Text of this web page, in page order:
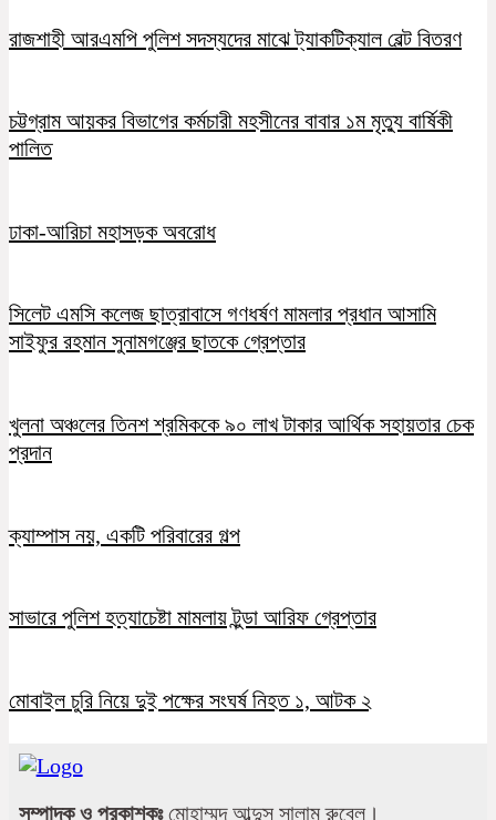
রাজশাহী আরএমপি পুলিশ সদস্যদের মাঝে ট্যাকটিক্যাল বেল্ট বিতরণ
চট্টগ্রাম আয়কর বিভাগের কর্মচারী মহসীনের বাবার ১ম মৃত্যু বার্ষিকী
পালিত
ঢাকা-আরিচা মহাসড়ক অবরোধ
সিলেট এমসি কলেজ ছাত্রাবাসে গণধর্ষণ মামলার প্রধান আসামি
সাইফুর রহমান সুনামগঞ্জের ছাতকে গ্রেপ্তার
খুলনা অঞ্চলের তিনশ শ্রমিককে ৯০ লাখ টাকার আর্থিক সহায়তার চেক
প্রদান
ক্যাম্পাস নয়, একটি পরিবারের গল্প
সাভারে পুলিশ হত্যাচেষ্টা মামলায় টুন্ডা আরিফ গ্রেপ্তার
মোবাইল চুরি নিয়ে দুই পক্ষের সংঘর্ষ নিহত ১, আটক ২
সম্পাদক ও প্রকাশকঃমোহাম্মদ আব্দুস সালাম রুবেল।